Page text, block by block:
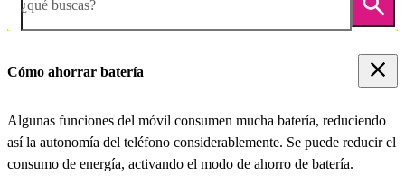
¿qué buscas?
Cómo ahorrar batería
Algunas funciones del móvil consumen mucha batería, reduciendo
así la autonomía del teléfono considerablemente. Se puede reducir el
consumo de energía, activando el modo de ahorro de batería.